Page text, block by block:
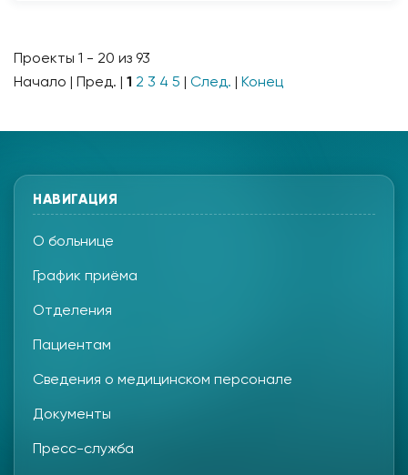
Проекты 1 - 20 из 93
Начало | Пред. | 1 2 3 4 5 След. Конец
НАВИГАЦИЯ
О больнице
График приёма
Отделения
Пациентам
Сведения о медицинском персонале
Документы
Пресс-служба